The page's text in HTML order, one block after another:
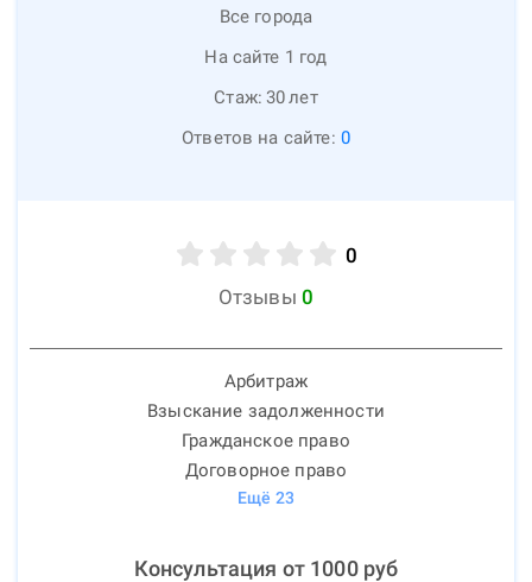
Все города
На сайте 1 год
Стаж: 30лет
Ответов на сайте: 0
0
Отзывы 0
Арбитраж
Взыскание задолженности
Гражданское право
Договорное право
Ещё 23
Консультация от 1000руб